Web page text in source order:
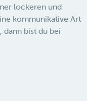
lockeren und
kommunikative Art
bist du bei